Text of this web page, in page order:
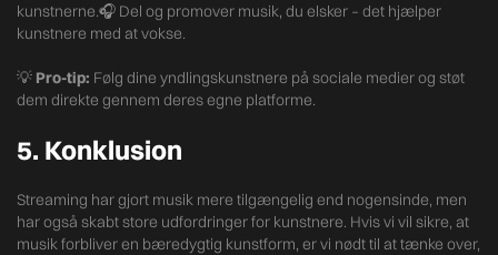
kunstnerne.🎧 Del og promover musik, du elsker – det hjælper
kunstnere med at vokse.
💡 Pro-tip: Følg dine yndlingskunstnere på sociale medier og støt
dem direkte gennem deres egne platforme.
5. Konklusion
Streaming har gjort musik mere tilgængelig end nogensinde, men
har også skabt store udfordringer for kunstnere. Hvis vi vil sikre, at
musik forbliver en bæredygtig kunstform, er vi nødt til at tænke over,